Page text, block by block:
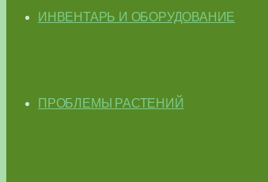
ИНВЕНТАРЬ И ОБОРУДОВАНИЕ
ПРОБЛЕМЫ РАСТЕНИЙ